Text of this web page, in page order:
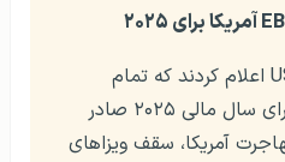
وزارت امور خارجه و USCIS اعلام کردند که تمام
ویزاهای مهاجرتی EB-2 برای سال مالی ۲۰۲۵ صادر
آمریکا، سقف ویزاهای